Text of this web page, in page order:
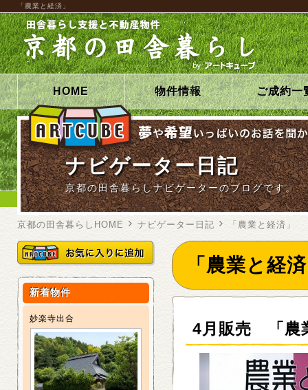
「農業と経済」
HOME 物件情報 ご成約一
ナビゲーター日記
京都の田舎暮らしナビゲーターのブログです。
京都の田舎暮らしHOME ナビゲーター日記 「農業と経済」
「農業と経
4月販売 「農
新着物件
妙楽寺出合